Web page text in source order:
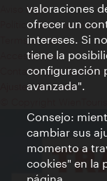
Aviso legal
Política de privacidad
Terms of Use
Accesibilidad
Contacto para la prensa
Ajustes de cookie
valoraciones
ofrecer un
intereses. Si
tiene la
configuración
avanzada".
Consejo:
cambiar sus
momento a
cookies" en la